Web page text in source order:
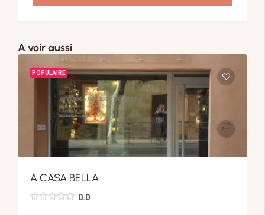
A voir aussi
POPULAIRE
A CASA BELLA
0.0